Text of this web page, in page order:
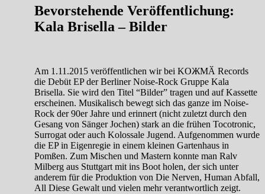
Bevorstehende Veröffentlichung:
Kala Brisella – Bilder
Am 1.11.2015 veröffentlichen wir bei KOЖMӐ Records
die Debüt EP der Berliner Noise-Rock Gruppe Kala
Brisella. Sie wird den Titel “Bilder” tragen und auf Kassette
erscheinen. Musikalisch bewegt sich das ganze im Noise-
Rock der 90er Jahre und erinnert (nicht zuletzt durch den
Gesang von Sänger Jochen) stark an die frühen Tocotronic,
Surrogat oder auch Kolossale Jugend. Aufgenommen wurde
die EP in Eigenregie in einem kleinen Gartenhaus in
Pomßen. Zum Mischen und Mastern konnte man Ralv
Milberg aus Stuttgart mit ins Boot holen, der sich unter
anderem für die Produktion von Die Nerven, Human Abfall,
All Diese Gewalt und vielen mehr verantwortlich zeigt.